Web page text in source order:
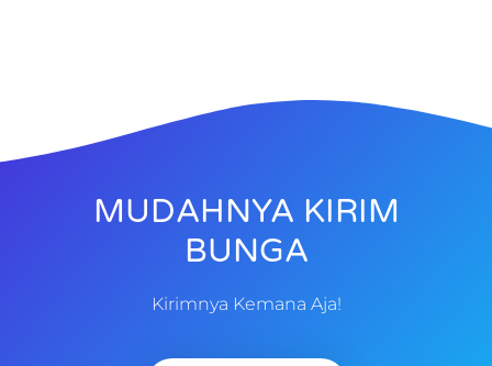
MUDAHNYA KIRIM
BUNGA
Kirimnya Kemana Aja!